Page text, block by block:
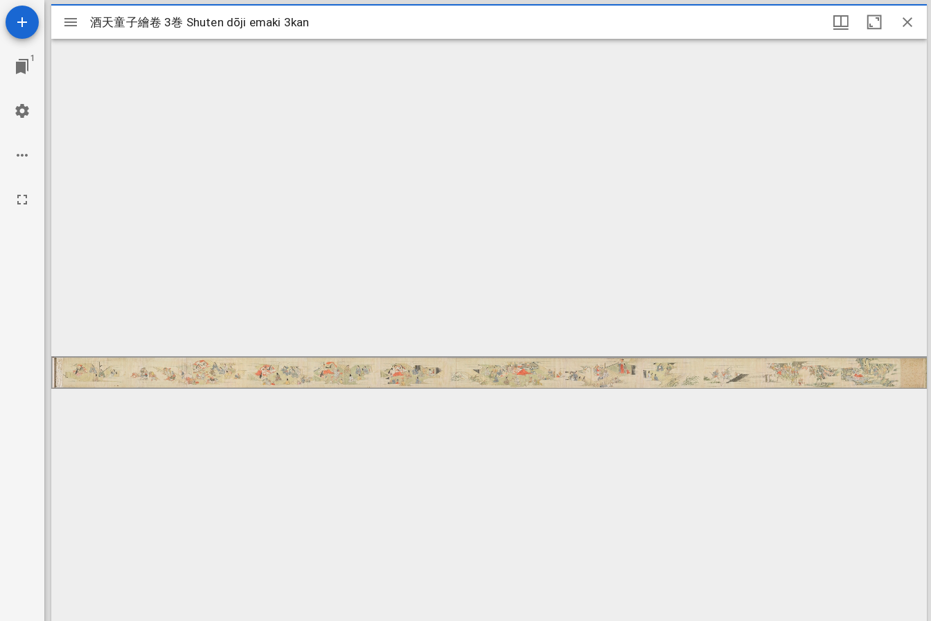
1
Mirador
viewer
酒天童子繪卷 3巻 Shuten dōji emaki 3kan
酒天童子繪卷 3巻 Shuten dōji emaki 3kan